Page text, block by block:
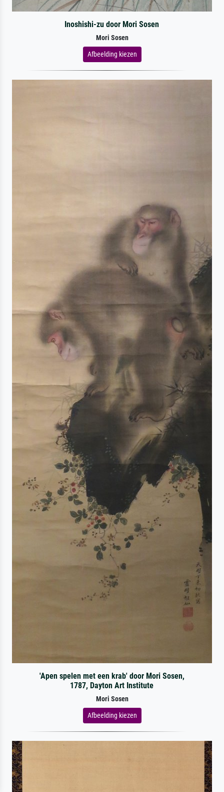
Inoshishi-zu door Mori Sosen
Mori Sosen
Afbeelding kiezen
'Apen spelen met een krab' door Mori Sosen,
1787, Dayton Art Institute
Mori Sosen
Afbeelding kiezen